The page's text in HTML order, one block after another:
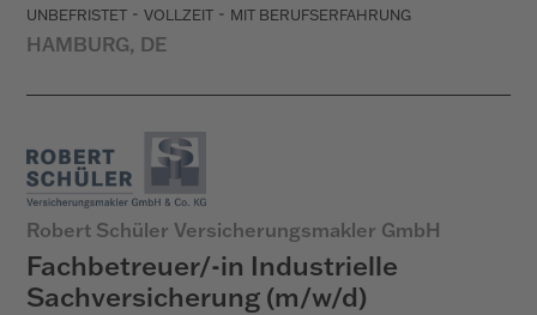
UNBEFRISTET -VOLLZEIT - MIT BERUFSERFAHRUNG
HAMBURG, DE
Robert Schüler Versicherungsmakler GmbH
Fachbetreuer/-in Industrielle
Sachversicherung (m/w/d)